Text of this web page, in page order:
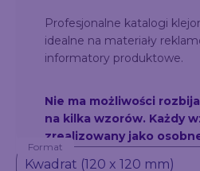
Profesjonalne katalogi
idealne na materiały
informatory produktowe.
Nie ma możliwości
na kilka wzorów. Każdy
zrealizowany jako
niezależnie od ilości sztuk.
Format
Kwadrat (120 x 120 mm)